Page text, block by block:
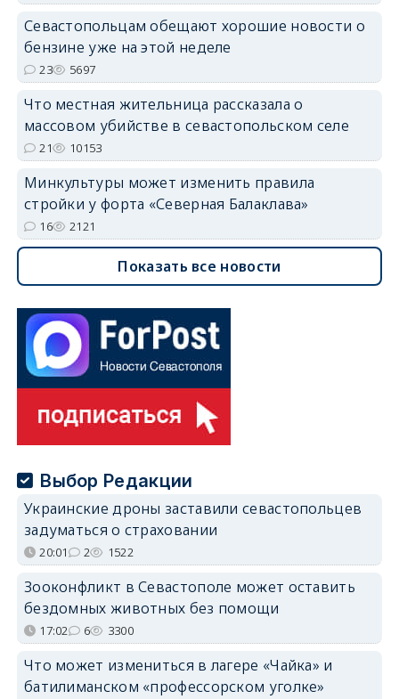
Севастопольцам обещают хорошие новости о
бензине уже на этой неделе
23 5697
Что местная жительница рассказала о
массовом убийстве в севастопольском селе
21 10153
Минкультуры может изменить правила
стройки у форта «Северная Балаклава»
16 2121
Показать все новости
Выбор Редакции
Украинские дроны заставили севастопольцев
задуматься о страховании
20:01 2 1522
Зооконфликт в Севастополе может оставить
бездомных животных без помощи
17:02 6 3300
Что может измениться в лагере «Чайка» и
батилиманском «профессорском уголке»